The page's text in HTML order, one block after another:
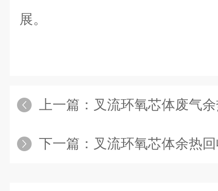
展。
上一篇： 叉流环氧芯体废气
下一篇： 叉流环氧芯体余热